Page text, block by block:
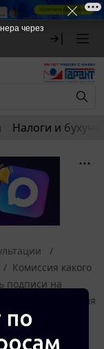
Налоги и
Комиссия какого
подписи на
отправителя
между
через